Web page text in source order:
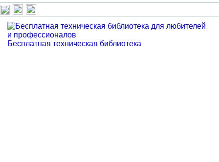
Бесплатная техническая библиотека